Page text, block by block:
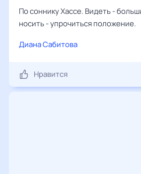
По соннику Хассе. Видеть -
носить - упрочиться положение.
Диана Сабитова
Нравится